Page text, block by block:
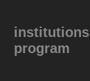
institutions
program